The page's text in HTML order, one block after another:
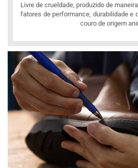
Livre de crueldade, produzido de
fatores de performance, durabilidade e
couro de origem